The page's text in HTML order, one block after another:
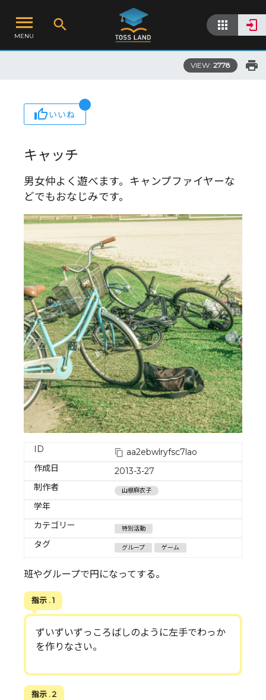
MENU
VIEW: 2778
いいね
キャッチ
男女仲よく遊べます。キャンプファイヤーな
どでもおなじみです。
ID
aa2ebwlryfsc7lao
作成日
2013-3-27
制作者
山根麻衣子
学年
カテゴリー
特別活動
タグ グループ ゲーム
班やグループで円になってする。
指示 . 1
ずいずいずっころばしのように左手でわっか
を作りなさい。
指示 . 2